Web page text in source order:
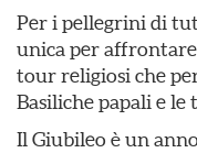
Per i pellegrini di
unica per
tour religiosi che
Basiliche papali e
Il Giubileo è un